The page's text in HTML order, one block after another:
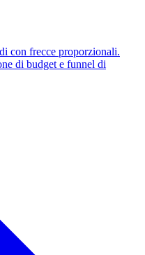
con frecce proporzionali.
di budget e funnel di